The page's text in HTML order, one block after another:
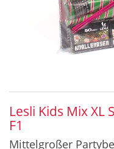
Lesli Kids Mix
F1
Mittelgroßer